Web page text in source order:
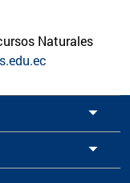
Naturales